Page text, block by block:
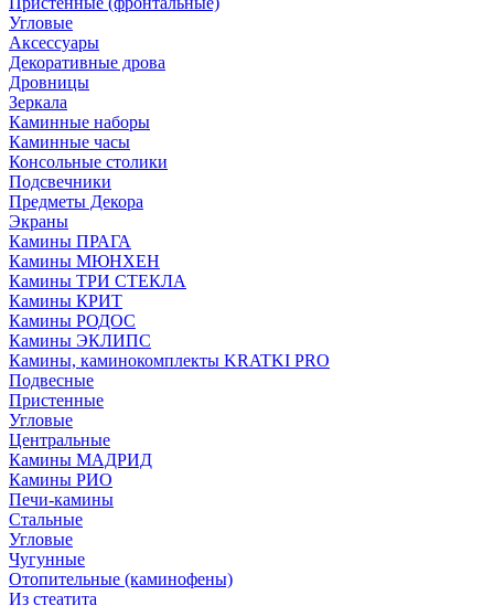
Угловые
Аксессуары
Декоративные дрова
Дровницы
Зеркала
Каминные наборы
Каминные часы
Консольные столики
Подсвечники
Предметы Декора
Экраны
Камины ПРАГА
Камины МЮНХЕН
Камины ТРИ СТЕКЛА
Камины КРИТ
Камины РОДОС
Камины ЭКЛИПС
Камины, каминокомплекты KRATKI PRO
Подвесные
Пристенные
Угловые
Центральные
Камины МАДРИД
Камины РИО
Печи-камины
Стальные
Угловые
Чугунные
Отопительные (каминофены)
Из стеатита